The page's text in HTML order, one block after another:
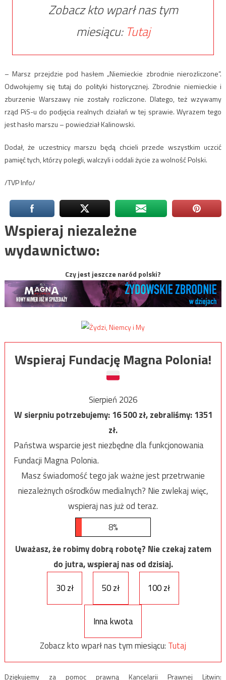
Zobacz kto wparł nas tym
miesiącu: Tutaj
– Marsz przejdzie pod hasłem „Niemieckie zbrodnie nierozliczone”.
Odwołujemy się tutaj do polityki historycznej. Zbrodnie niemieckie i
zburzenie Warszawy nie zostały rozliczone. Dlatego, też wzywamy
rząd PiS-u do podjęcia realnych działań w tej sprawie. Wyrazem tego
jest hasło marszu – powiedział Kalinowski.
Dodał, że uczestnicy marszu będą chcieli przede wszystkim uczcić
pamięć tych, którzy polegli, walczyli i oddali życie za wolność Polski.
/TVP Info/
Wspieraj niezależne
wydawnictwo:
Czy jest jeszcze naród polski?
Wspieraj Fundację Magna Polonia!
Sierpień 2026
W sierpniu potrzebujemy:16 500zł, zebraliśmy:1351
zł.
Państwa wsparcie jest niezbędne dla funkcjonowania
Fundacji Magna Polonia.
Masz świadomość tego jak ważne jest przetrwanie
niezależnych ośrodków medialnych? Nie zwlekaj więc,
wspieraj nas już od teraz.
8%
Uważasz, że robimy dobrą robotę? Nie czekaj zatem
do jutra, wspieraj nas od dzisiaj.
30 zł
50 zł 100 zł
Inna kwota
Zobacz kto wparł nas tym miesiącu: Tutaj
Dziękujemy za pomoc prawną Kancelarii Prawnej Litwin: